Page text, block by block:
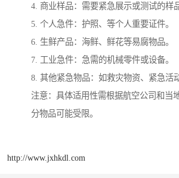
4. 商业样品：需要紧急展示或测试的样品
5. 个人急件：护照、等个人重要证件。
6. 生鲜产品：海鲜、鲜花等易腐物品。
7. 工业急件：急需的机械零件或设备。
8. 其他紧急物品：如救灾物资、紧急活
注意：具体适用性需根据航空公司和当
分物品可能受限。
http://www.jxhkdl.com